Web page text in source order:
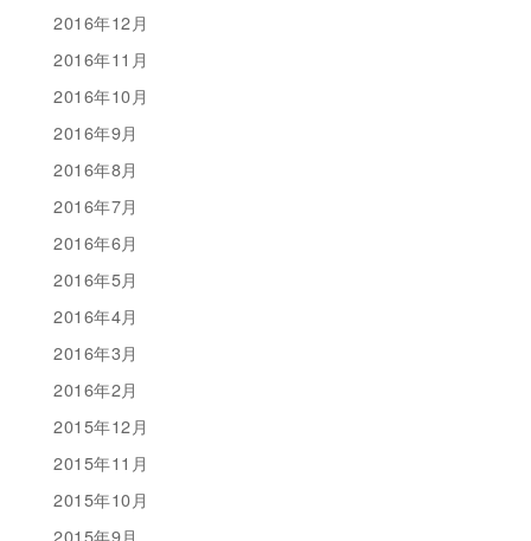
2016年12月
2016年11月
2016年10月
2016年9月
2016年8月
2016年7月
2016年6月
2016年5月
2016年4月
2016年3月
2016年2月
2015年12月
2015年11月
2015年10月
2015年9月